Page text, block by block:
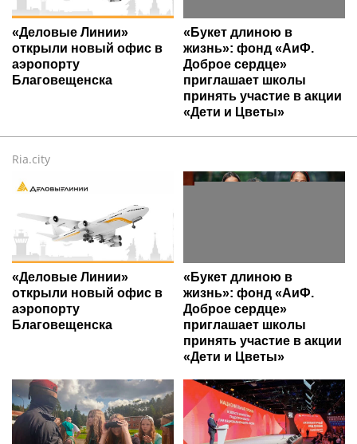
«Деловые Линии»
открыли новый офис в
аэропорту
Благовещенска
«Букет длиною в
жизнь»: фонд «АиФ.
Доброе сердце»
приглашает школы
принять участие в акции
«Дети и Цветы»
Ria.city
«Деловые Линии»
открыли новый офис в
аэропорту
Благовещенска
«Букет длиною в
жизнь»: фонд «АиФ.
Доброе сердце»
приглашает школы
принять участие в акции
«Дети и Цветы»